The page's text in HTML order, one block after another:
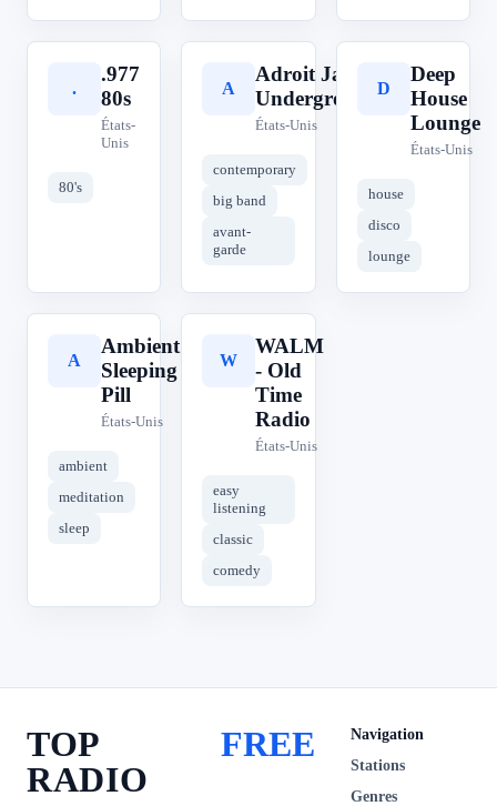
.
.977
80s
États-
Unis
80's
A
Adroit Jazz
Underground
États-Unis
contemporary
big band
avant-
garde
D
Deep
House
Lounge
États-Unis
house
disco
lounge
A
Ambient
Sleeping
Pill
États-Unis
ambient
meditation
sleep
W
WALM
- Old
Time
Radio
États-Unis
easy
listening
classic
comedy
TOP
RADIO
FREE
Navigation
Stations
Genres